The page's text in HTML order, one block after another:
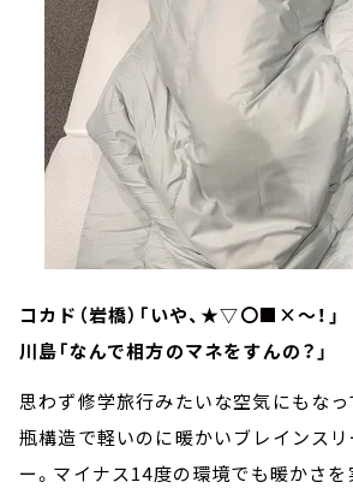
コカド（岩橋）「いや、★▽〇■×～！」
川島「なんで相方のマネをすんの？」
思わず修学旅行みたいな空気にもなっ
瓶構造で軽いのに暖かいブレインスリ
ー。マイナス14度の環境でも暖かさ